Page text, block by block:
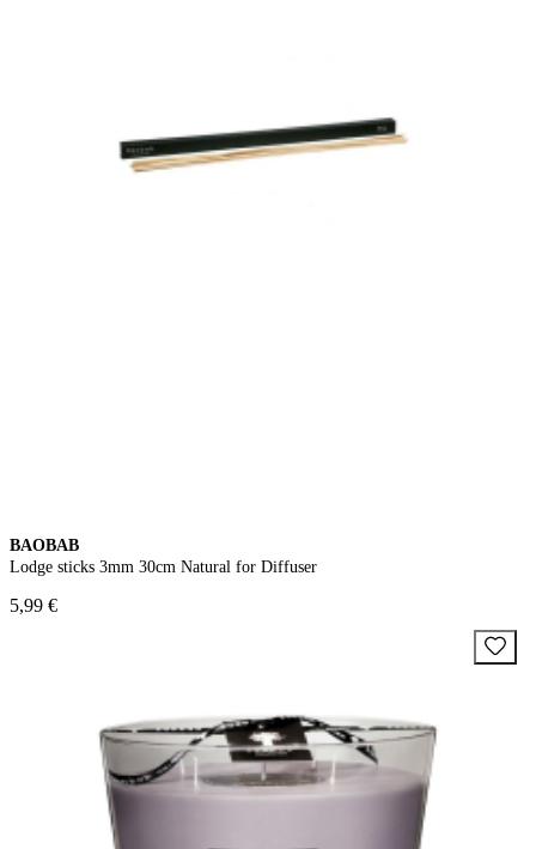
BAOBAB
Lodge sticks 3mm 30cm Natural for Diffuser
5,99 €